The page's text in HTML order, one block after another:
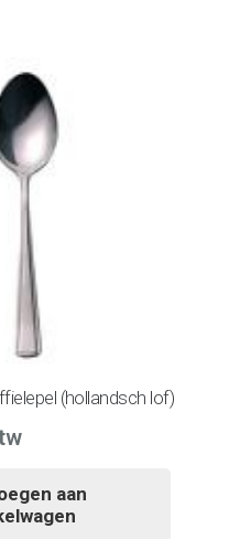
(hollandsch lof)
aan